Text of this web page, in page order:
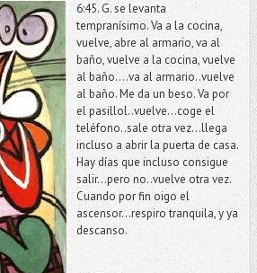
6:45. G. se levanta
tempranísimo. Va a la cocina,
vuelve, abre al armario, va al
baño, vuelve a la cocina, vuelve
al baño….va al armario..vuelve
al baño. Me da un beso. Va por
el pasillol..vuelve…coge el
teléfono..sale otra vez…llega
incluso a abrir la puerta de casa.
Hay días que incluso consigue
salir…pero no..vuelve otra vez.
Cuando por fin oigo el
ascensor…respiro tranquila, y ya
descanso.